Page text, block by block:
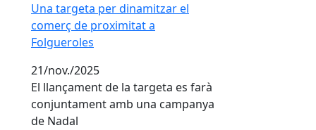
Una targeta per dinamitzar el
comerç de proximitat a
Folgueroles
21/nov./2025
El llançament de la targeta es farà
conjuntament amb una campanya
de Nadal